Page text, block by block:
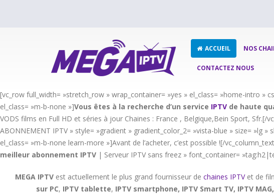
ACCUEIL NOS
CONTACTEZ NOUS
[vc_row full_width= »stretch_row » wrap_container= »yes » el_class= »home-intro
el_class= »m-b-none »]Vous êtes à la recherche d’un service IPTV de haute
VODS films en Full HD et séries à jour Chaines : France , Belgique,Bein Sport,
ABONNEMENT IPTV » style= »gradient » gradient_color_2= »vista-blue » size= »lg
el_class= »m-b-none learn-more »]Avant de l’acheter, c’est possible ![/
meilleur abonnement IPTV | Serveur IPTV sans freez » font_container=
MEGA IPTVest actuellement le plus grand fournisseur de chaines IPTVet de
sur PC, IPTV tablette, IPTV smartphone, IPTV Smart TV, IPTV MAG,